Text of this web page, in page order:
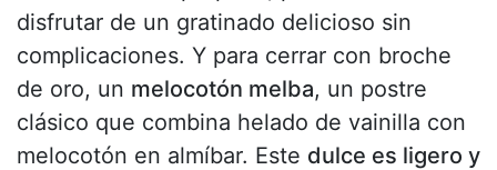
disfrutar de un gratinado delicioso sin
complicaciones. Y para cerrar con broche
de oro, un melocotón melba, un postre
clásico que combina helado de vainilla con
melocotón en almíbar. Este dulce es ligero y